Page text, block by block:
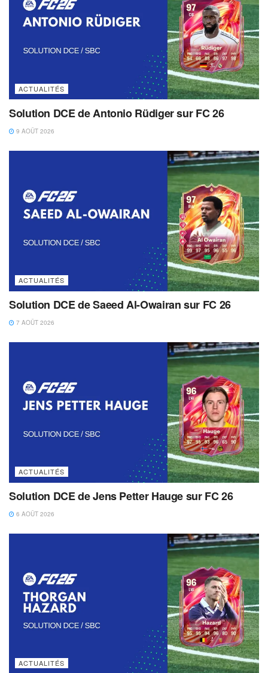
ACTUALITÉS
Solution DCE de Antonio Rüdiger sur FC 26
9 AOÛT 2026
ACTUALITÉS
Solution DCE de Saeed Al-Owairan sur FC 26
7 AOÛT 2026
ACTUALITÉS
Solution DCE de Jens Petter Hauge sur FC 26
6 AOÛT 2026
ACTUALITÉS